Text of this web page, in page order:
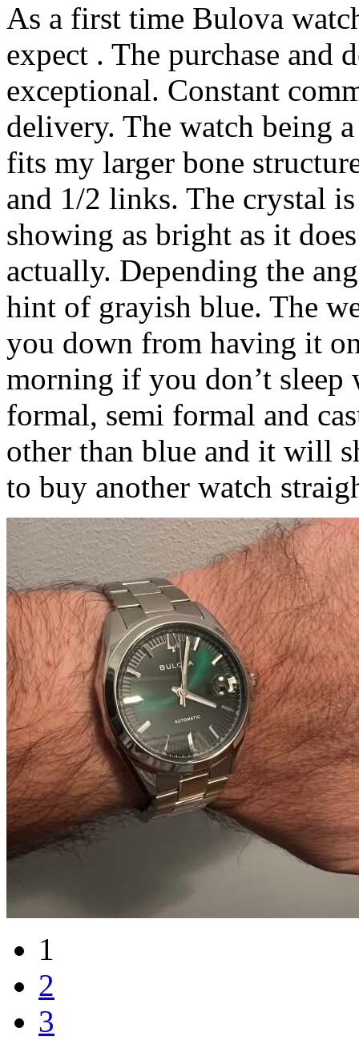
As a first time Bulova
expect . The purchase and
exceptional. Constant
delivery. The watch being
fits my larger bone
and 1/2 links. The crystal
showing as bright as it
actually. Depending the
hint of grayish blue. The
you down from having it
morning if you don’t
formal, semi formal and
other than blue and it will
to buy another watch
1
2
3